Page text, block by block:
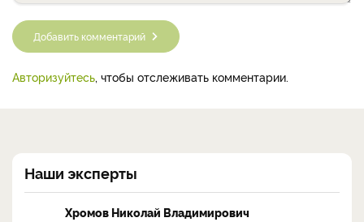
Добавить комментарий
Авторизуйтесь, чтобы отслеживать комментарии.
Наши эксперты
Хромов Николай Владимирович